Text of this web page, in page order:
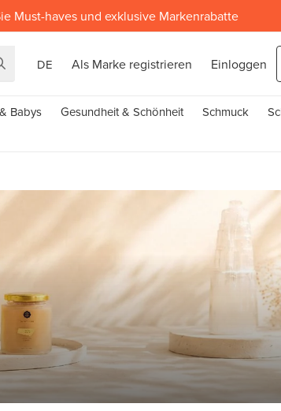
Must-haves und exklusive Markenrabatte
DE Als Marke registrieren Einloggen
Babys Gesundheit & Schönheit Schmuck